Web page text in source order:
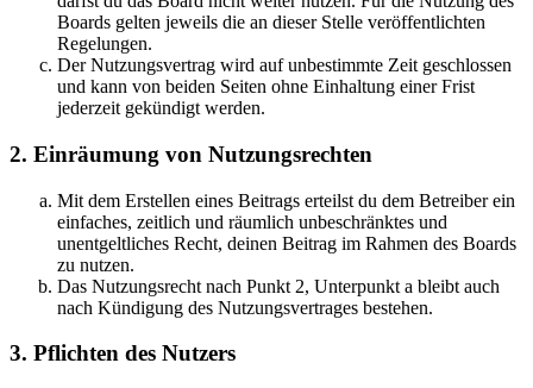
Boards gelten jeweils die an dieser Stelle veröffentlichten
Regelungen.
Der Nutzungsvertrag wird auf unbestimmte Zeit geschlossen
und kann von beiden Seiten ohne Einhaltung einer Frist
jederzeit gekündigt werden.
2. Einräumung von Nutzungsrechten
Mit dem Erstellen eines Beitrags erteilst du dem Betreiber ein
einfaches, zeitlich und räumlich unbeschränktes und
unentgeltliches Recht, deinen Beitrag im Rahmen des Boards
zu nutzen.
Das Nutzungsrecht nach Punkt 2, Unterpunkt a bleibt auch
nach Kündigung des Nutzungsvertrages bestehen.
3. Pflichten des Nutzers